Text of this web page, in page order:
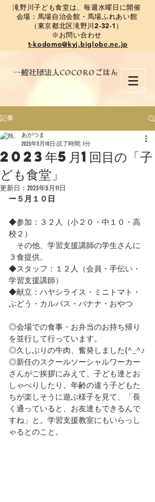
​滝野川子ども食堂は、毎週水曜日に開催
会場：馬場自治会館・馬場ふれあい館
（東京都北区滝野川2-32-1）
※お問い合わせ
t-kodomo@kyj.biglobe.ne.jp
​一般社団法人COCOROごはん
記事
2023年5月1回目の「子
ども食堂」
あがつま
2023年5月10日 読了時間: 1分
更新日： 2023年5月11日
ー５月１０日
◆参加：３２人（小２０・中１０・高
校２）
その他、学習支援講師の学生さんに
３食提供。
◆スタッフ：１２人（会員・手伝い・
学習支援講師）
◆献立：ハヤシライス・ミニトマト・
ぶどう・カルパス・バナナ・おやつ
◎会場での食事・お弁当のお持ち帰り
を並行して行っています。
◎久しぶりの牛肉、奮発しました(^_^♪
◎新任のスクールソーシャルワーカー
さんがご挨拶にみえて、子ども達とお
しゃべりしたり。年齢の違う子どもた
ちが楽しそうに遊ぶ様子を見て、「長
く通っていると、お友達もできるんで
すね」と。学習支援教室にもいらっし
ゃるとのこと。